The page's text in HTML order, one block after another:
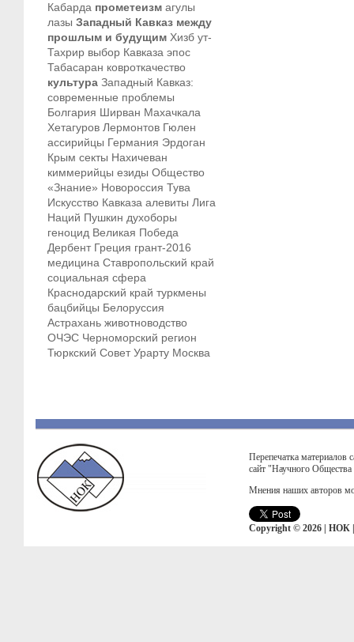
Кабарда прометеизм агулы
лазы Западный Кавказ между
прошлым и будущим Хизб ут-
Тахрир выбор Кавказа эпос
Табасаран ковроткачество
культура Западный Кавказ:
современные проблемы
Болгария Ширван Махачкала
Хетагуров Лермонтов Гюлен
ассирийцы Германия Эрдоган
Крым секты Нахичеван
киммерийцы езиды Общество
«Знание» Новороссия Тува
Искусство Кавказа алевиты Лига
Наций Пушкин духоборы
геноцид Великая Победа
Дербент Греция грант-2016
медицина Ставропольский край
социальная сфера
Краснодарский край туркмены
бацбийцы Белоруссия
Астрахань животноводство
ОЧЭС Черноморский регион
Тюркский Совет Урарту Москва
Перепечатка материалов
сайт "Научного
Мнения наших авторов
Copyright © 2026 | НОК